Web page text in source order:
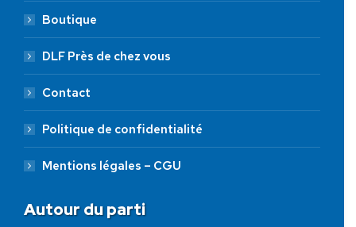
Boutique
DLF Près de chez vous
Contact
Politique de confidentialité
Mentions légales – CGU
Autour du parti